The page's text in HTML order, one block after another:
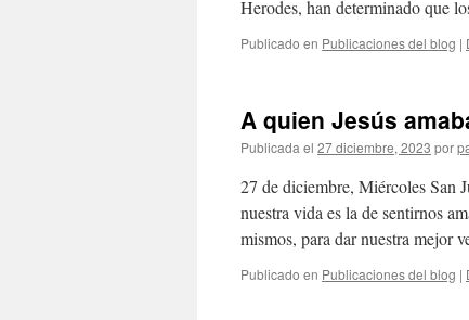
Herodes, han determinado que
Publicado en Publicaciones del blog |
A quien Jesús
Publicada el 27 diciembre, 2023 por
27 de diciembre, Miércoles San
nuestra vida es la de sentirnos
mismos, para dar nuestra mejor
Publicado en Publicaciones del blog |